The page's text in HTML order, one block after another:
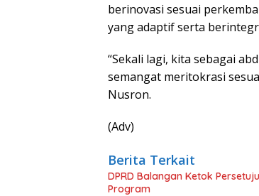
berinovasi sesuai
yang adaptif serta
“Sekali lagi, kita sebagai
semangat meritokrasi
Nusron.
(Adv)
Berita Terkait
DPRD Balangan Ketok
Program